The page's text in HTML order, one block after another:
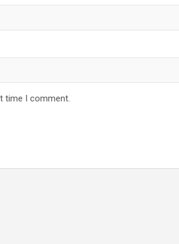
time I comment.